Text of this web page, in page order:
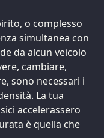
o complesso
simultanea con
da alcun veicolo
cambiare,
sono necessari i
La tua
accelerassero
è quella che